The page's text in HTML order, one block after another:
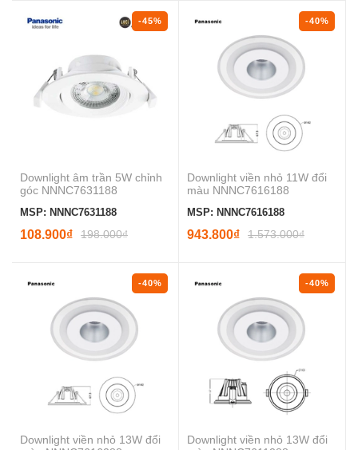
-45%
Downlight âm trần 5W chỉnh
góc NNNC7631188
MSP: NNNC7631188
108.900₫ 198.000₫
-40%
Downlight viền nhỏ 11W đổi
màu NNNC7616188
MSP: NNNC7616188
943.800₫ 1.573.000₫
-40%
Downlight viền nhỏ 13W đổi
-40%
Downlight viền nhỏ 13W đổi